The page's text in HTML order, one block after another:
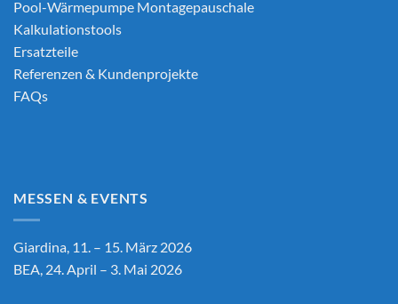
Pool-Wärmepumpe Montagepauschale
Kalkulationstools
Ersatzteile
Referenzen & Kundenprojekte
FAQs
MESSEN & EVENTS
Giardina, 11. – 15. März 2026
BEA, 24. April – 3. Mai 2026